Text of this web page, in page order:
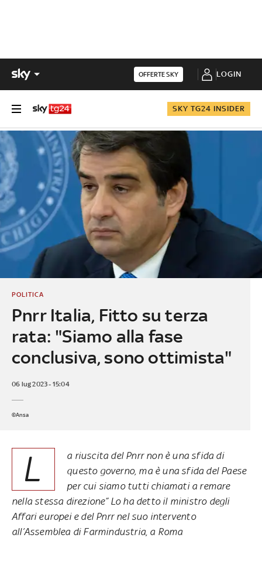
OFFERTE SKY LOGIN
SKY TG24 INSIDER
Pnrr Italia, Fitto su terza
rata: "Siamo alla fase
conclusiva, sono ottimista"
POLITICA
06 lug 2023 - 15:04
©Ansa
L
a riuscita del Pnrr non è una sfida di
questo governo, ma è una sfida del Paese
per cui siamo tutti chiamati a remare
nella stessa direzione” Lo ha detto il ministro degli
Affari europei e del Pnrr nel suo intervento
all’Assemblea di Farmindustria, a Roma